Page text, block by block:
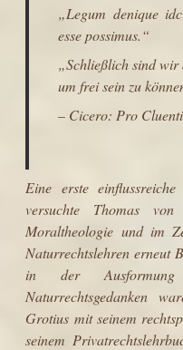
„Legum denique
esse possimus.“
„Schließlich sind wir
um frei sein zu
– Cicero: Pro
Eine erste
versuchte Thomas von
Moraltheologie und im
Naturrechtslehren erneut
in der
Naturrechtsgedanken
Grotius mit seinem
seinem